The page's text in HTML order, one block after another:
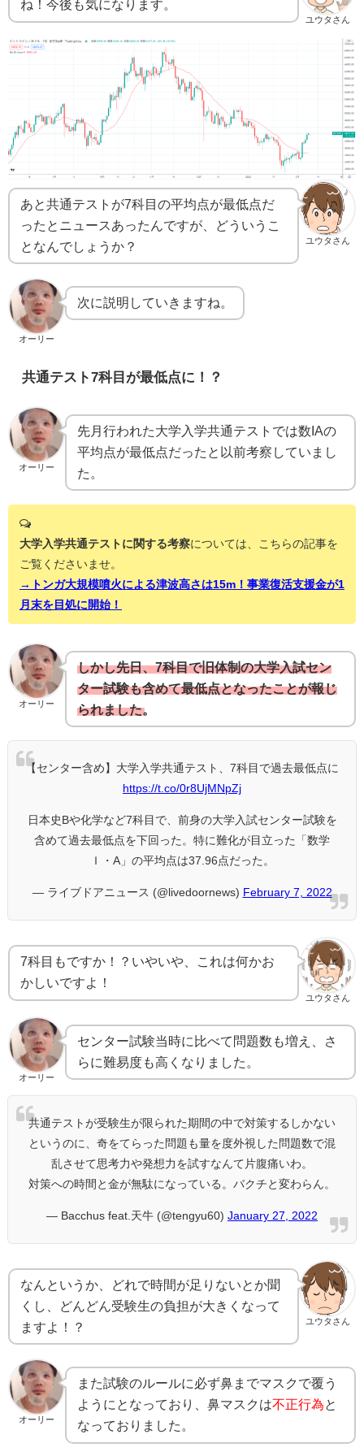
ユウタさん
ね！今後も気になります。
ユウタさん
あと共通テストが7科目の平均点が最低点だ
ったとニュースあったんですが、どういうこ
となんでしょうか？
オーリー
次に説明していきますね。
共通テスト7科目が最低点に！？
オーリー
先月行われた大学入学共通テストでは数IAの
平均点が最低点だったと以前考察していまし
た。
大学入学共通テストに関する考察については、こちらの記事を
ご覧くださいませ。
→トンガ大規模噴火による津波高さは15m！事業復活支援金が1
月末を目処に開始！
オーリー
しかし先日、7科目で旧体制の大学入試セン
ター試験も含めて最低点となったことが報じ
られました。
【センター含め】大学入学共通テスト、7科目で過去最低点に
https://t.co/0r8UjMNpZj
日本史Bや化学など7科目で、前身の大学入試センター試験を
含めて過去最低点を下回った。特に難化が目立った「数学
Ｉ・A」の平均点は37.96点だった。
— ライブドアニュース (@livedoornews) February 7, 2022
ユウタさん
7科目もですか！？いやいや、これは何かお
かしいですよ！
オーリー
センター試験当時に比べて問題数も増え、さ
らに難易度も高くなりました。
共通テストが受験生が限られた期間の中で対策するしかない
というのに、奇をてらった問題も量を度外視した問題数で混
乱させて思考力や発想力を試すなんて片腹痛いわ。
対策への時間と金が無駄になっている。バクチと変わらん。
— Bacchus feat.天牛 (@tengyu60) January 27, 2022
ユウタさん
なんというか、どれで時間が足りないとか聞
くし、どんどん受験生の負担が大きくなって
ますよ！？
オーリー
また試験のルールに必ず鼻までマスクで覆う
ようにとなっており、鼻マスクは不正行為と
なっておりました。